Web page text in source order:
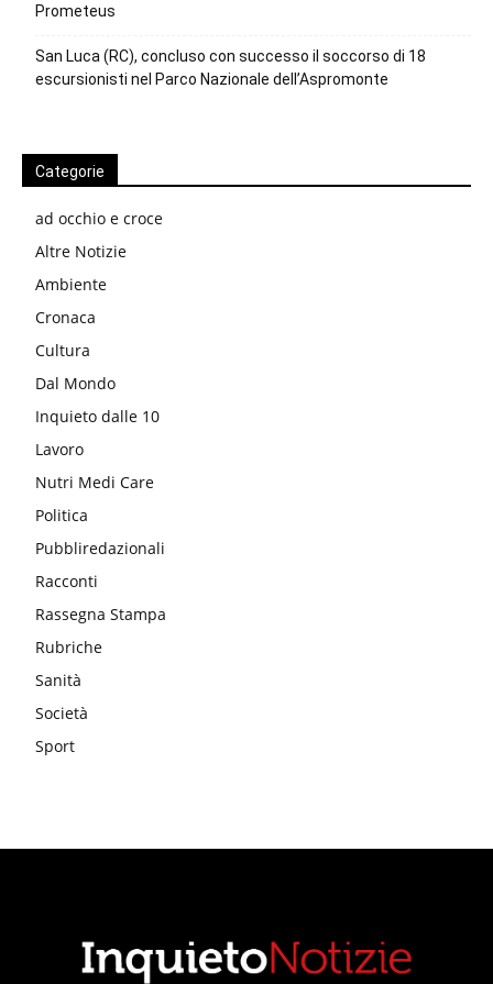
Prometeus
San Luca (RC), concluso con successo il soccorso di 18
escursionisti nel Parco Nazionale dell’Aspromonte
Categorie
ad occhio e croce
Altre Notizie
Ambiente
Cronaca
Cultura
Dal Mondo
Inquieto dalle 10
Lavoro
Nutri Medi Care
Politica
Pubbliredazionali
Racconti
Rassegna Stampa
Rubriche
Sanità
Società
Sport